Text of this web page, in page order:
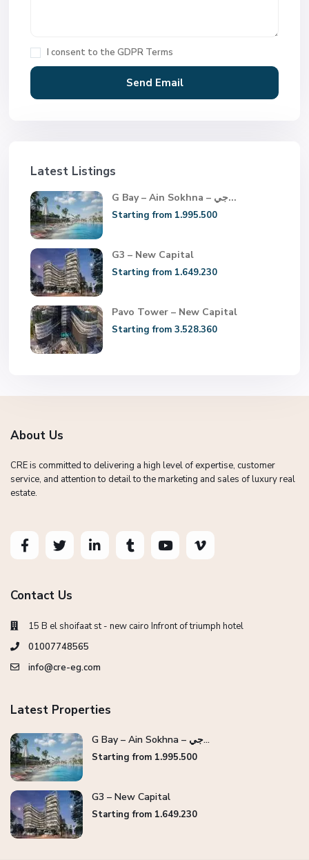
I consent to theGDPR Terms
Latest Listings
G Bay – Ain Sokhna – جي...
Starting from 1.995.500
G3 – New Capital
Starting from 1.649.230
Pavo Tower – New Capital
Starting from 3.528.360
About Us
CRE is committed to delivering a high level of expertise, customer
service, and attention to detail to the marketing and sales of luxury real
estate.
Contact Us
15 B el shoifaat st - new cairo Infront of triumph hotel
01007748565
info@cre-eg.com
Latest Properties
G Bay – Ain Sokhna – جي...
Starting from 1.995.500
G3 – New Capital
Starting from 1.649.230